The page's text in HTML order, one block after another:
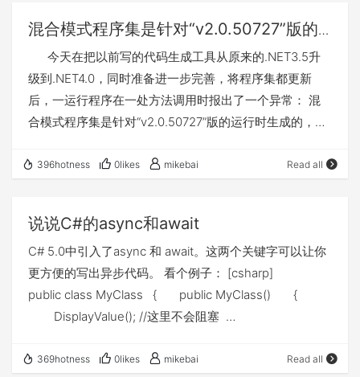
混合模式程序集是针对“v2.0.50727”版的
运行时生成的，在没有配置其他信息的情
况下，无法在 4.0 运行时中加载该程序集
今天在把以前写的代码生成工具从原来的.NET3.5升
级到.NET4.0，同时准备进一步完善，将程序集都更新
后，一运行程序在一处方法调用时报出了一个异常： 混
合模式程序集是针对“v2.0.50727”版的运行时生成的，在
程序集 其调用的方法是从sqlite数据库中获取原来已经使
看了一下方法体的时候发现了一个问题，就是现有的
System.Data.Sqlite这个数据访问provider是针对.NET2.0
环境开发（最新的版本是1.0.66.0,2010年4月18日发布
的），而目前官方也没有给出最新的.NET4的数据访问支
持。 既然出现这个问题，那肯定是上GOOGLE搜索解决
访问.NET2.0的程序集吧。后来在著名的
396hotness 0likes mikebai Read all
说说C#的async和await
C# 5.0中引入了async 和 await。这两个关键字可以让你
更方便的写出异步代码。 看个例子： [csharp]
public class MyClass { public MyClass() {
DisplayValue(); //这里不会阻塞
End."); }
369hotness 0likes mikebai Read all